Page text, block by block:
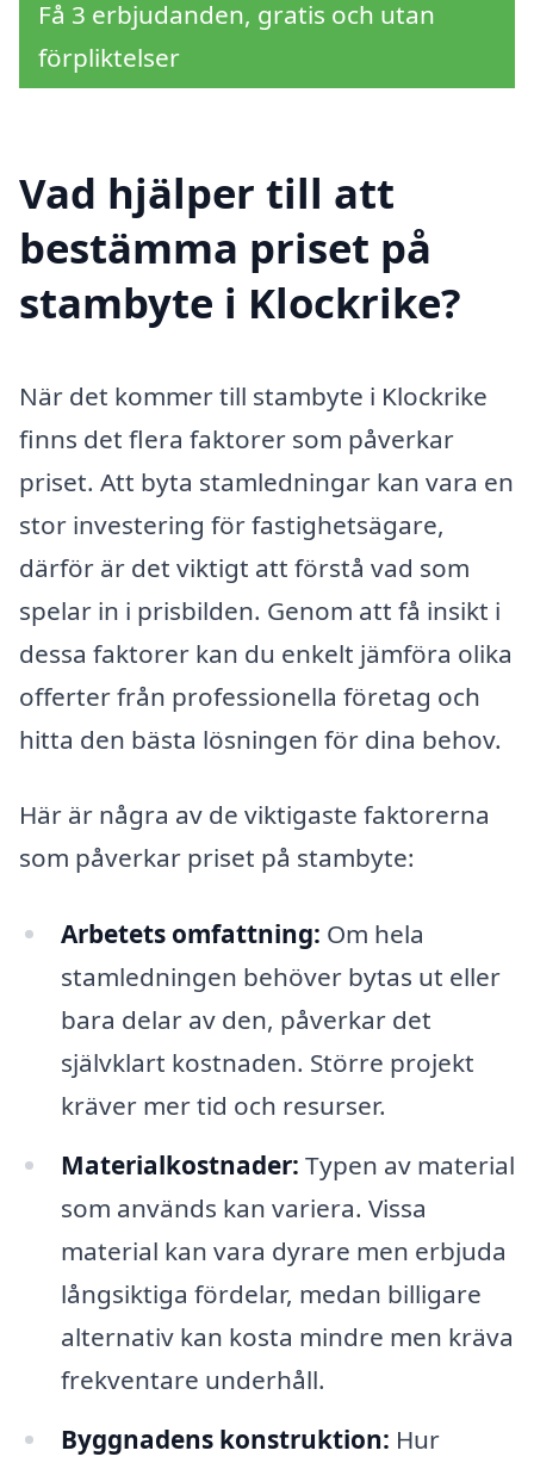
Få 3 erbjudanden, gratis och utan
förpliktelser
Vad hjälper till att
bestämma priset på
stambyte i Klockrike?
När det kommer till stambyte i Klockrike
finns det flera faktorer som påverkar
priset. Att byta stamledningar kan vara en
stor investering för fastighetsägare,
därför är det viktigt att förstå vad som
spelar in i prisbilden. Genom att få insikt i
dessa faktorer kan du enkelt jämföra olika
offerter från professionella företag och
hitta den bästa lösningen för dina behov.
Här är några av de viktigaste faktorerna
som påverkar priset på stambyte:
Arbetets omfattning: Om hela
stamledningen behöver bytas ut eller
bara delar av den, påverkar det
självklart kostnaden. Större projekt
kräver mer tid och resurser.
Materialkostnader: Typen av material
som används kan variera. Vissa
material kan vara dyrare men erbjuda
långsiktiga fördelar, medan billigare
alternativ kan kosta mindre men kräva
frekventare underhåll.
Byggnadens konstruktion: Hur